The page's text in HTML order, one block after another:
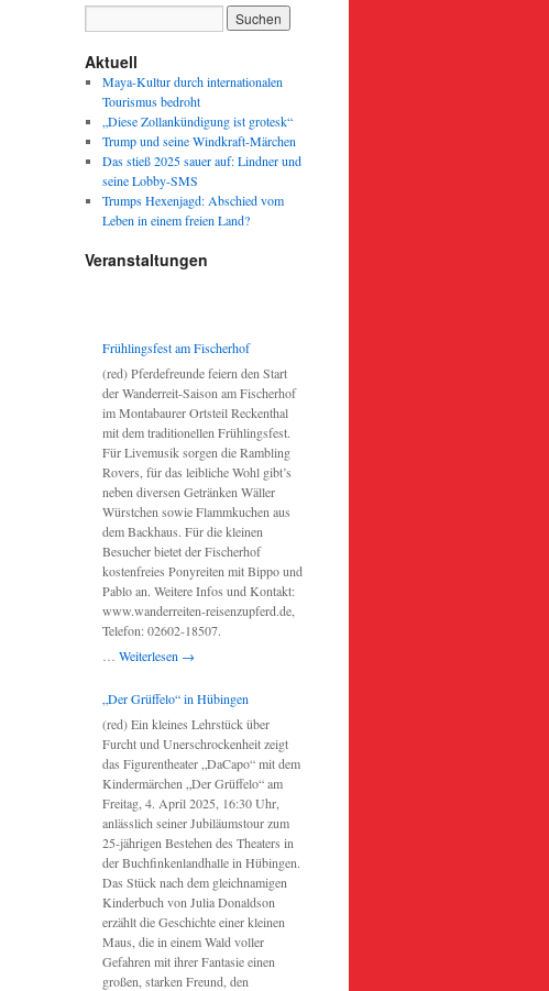
Aktuell
Maya-Kultur durch internationalen
Tourismus bedroht
„Diese Zollankündigung ist grotesk“
Trump und seine Windkraft-Märchen
Das stieß 2025 sauer auf: Lindner und
seine Lobby-SMS
Trumps Hexenjagd: Abschied vom
Leben in einem freien Land?
Veranstaltungen
Frühlingsfest am Fischerhof
(red) Pferdefreunde feiern den Start
der Wanderreit-Saison am Fischerhof
im Montabaurer Ortsteil Reckenthal
mit dem traditionellen Frühlingsfest.
Für Livemusik sorgen die Rambling
Rovers, für das leibliche Wohl gibt’s
neben diversen Getränken Wäller
Würstchen sowie Flammkuchen aus
dem Backhaus. Für die kleinen
Besucher bietet der Fischerhof
kostenfreies Ponyreiten mit Bippo und
Pablo an. Weitere Infos und Kontakt:
www.wanderreiten-reisenzupferd.de,
Telefon: 02602-18507.
Weiterlesen →
„Der Grüffelo“ in Hübingen
(red) Ein kleines Lehrstück über
Furcht und Unerschrockenheit zeigt
das Figurentheater „DaCapo“ mit dem
Kindermärchen „Der Grüffelo“ am
Freitag, 4. April 2025, 16:30 Uhr,
anlässlich seiner Jubiläumstour zum
25-jährigen Bestehen des Theaters in
der Buchfinkenlandhalle in Hübingen.
Das Stück nach dem gleichnamigen
Kinderbuch von Julia Donaldson
erzählt die Geschichte einer kleinen
Maus, die in einem Wald voller
Gefahren mit ihrer Fantasie einen
großen, starken Freund, den